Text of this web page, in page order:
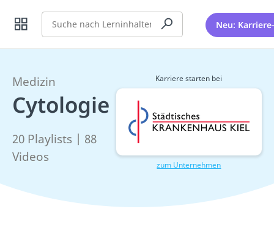
Suche Neu:
Medizin
Cytologie
20 Playlists | 88
Videos
Karriere starten bei
zum Unternehmen